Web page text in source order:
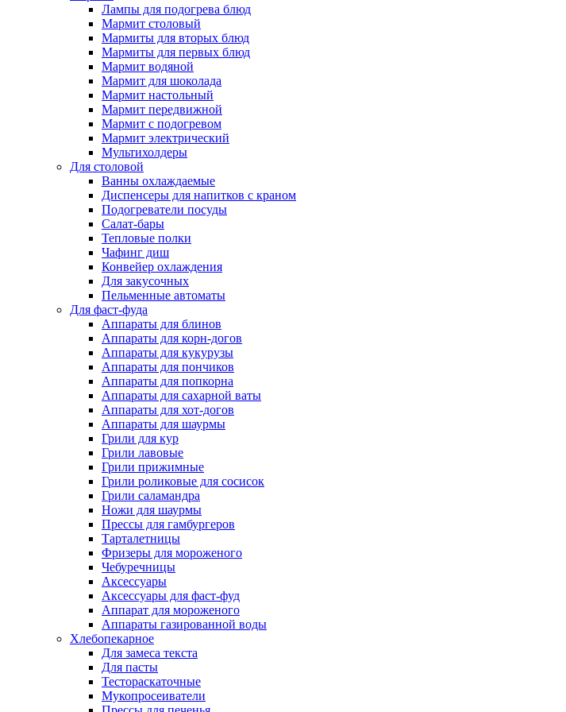
Лампы для подогрева блюд
Мармит столовый
Мармиты для вторых блюд
Мармиты для первых блюд
Мармит водяной
Мармит для шоколада
Мармит настольный
Мармит передвижной
Мармит с подогревом
Мармит электрический
Мультихолдеры
Для столовой
Ванны охлаждаемые
Диспенсеры для напитков с краном
Подогреватели посуды
Салат-бары
Тепловые полки
Чафинг диш
Конвейер охлаждения
Для закусочных
Пельменные автоматы
Для фаст-фуда
Аппараты для блинов
Аппараты для корн-догов
Аппараты для кукурузы
Аппараты для пончиков
Аппараты для попкорна
Аппараты для сахарной ваты
Аппараты для хот-догов
Аппараты для шаурмы
Грили для кур
Грили лавовые
Грили прижимные
Грили роликовые для сосисок
Грили саламандра
Ножи для шаурмы
Прессы для гамбургеров
Тарталетницы
Фризеры для мороженого
Чебуречницы
Аксессуары
Аксессуары для фаст-фуд
Аппарат для мороженого
Аппараты газированной воды
Хлебопекарное
Для замеса текста
Для пасты
Тестораскаточные
Мукопросеиватели